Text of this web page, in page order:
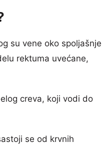
su vene oko spoljašnje
rektuma uvećane,
creva, koji vodi do
se od krvnih